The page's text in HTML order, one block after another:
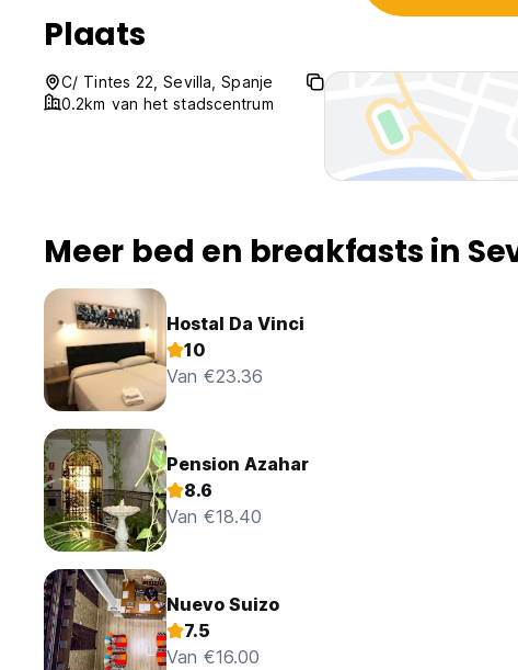
Plaats
C/ Tintes 22, Sevilla, Spanje
0.2km van het stadscentrum
Meer bed en breakfasts in
Hostal Da Vinci
10
Van €23.36
Pension Azahar
8.6
Van €18.40
Nuevo Suizo
7.5
Van €16.00